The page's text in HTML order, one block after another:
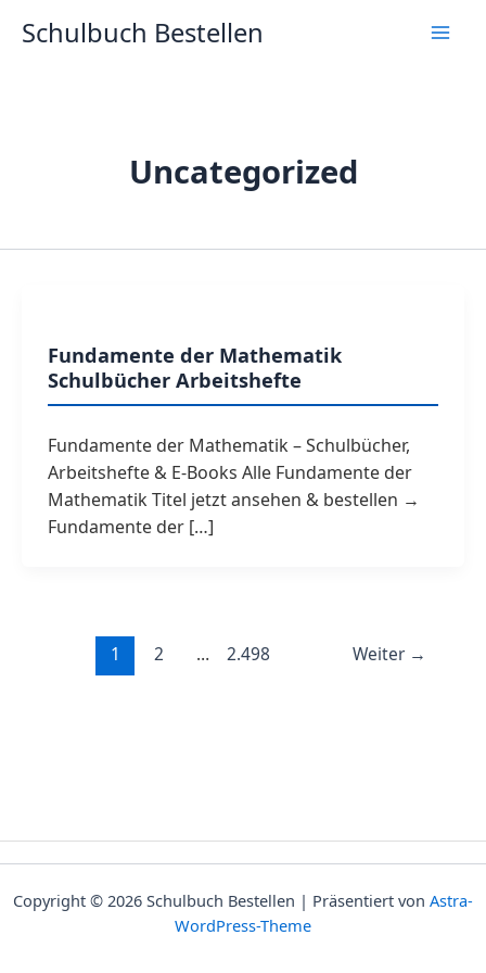
InhaltSchulbuch Bestellen
Uncategorized
Fundamente der Mathematik
Schulbücher Arbeitshefte
Fundamente der Mathematik – Schulbücher,
Arbeitshefte & E-Books Alle Fundamente der
Mathematik Titel jetzt ansehen & bestellen →
Fundamente der […]
1 2 … 2.498 Weiter →
Copyright © 2026 Schulbuch Bestellen | Präsentiert von Astra-
WordPress-Theme